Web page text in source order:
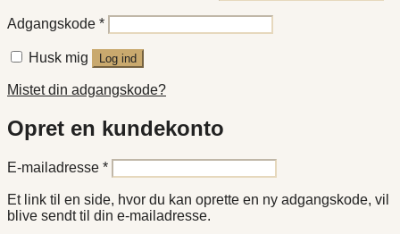
Adgangskode *Påkrævet
Husk mig Log ind
Mistet din adgangskode?
Opret en kundekonto
E-mailadresse *Påkrævet
Et link til en side, hvor du kan oprette en ny adgangskode, vil
blive sendt til din e-mailadresse.